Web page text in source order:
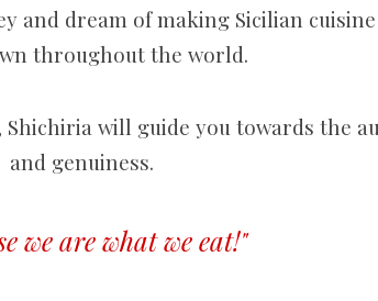
and dream of making Sicilian
throughout the world.
will guide you towards the
and genuiness.
we are what we eat!"